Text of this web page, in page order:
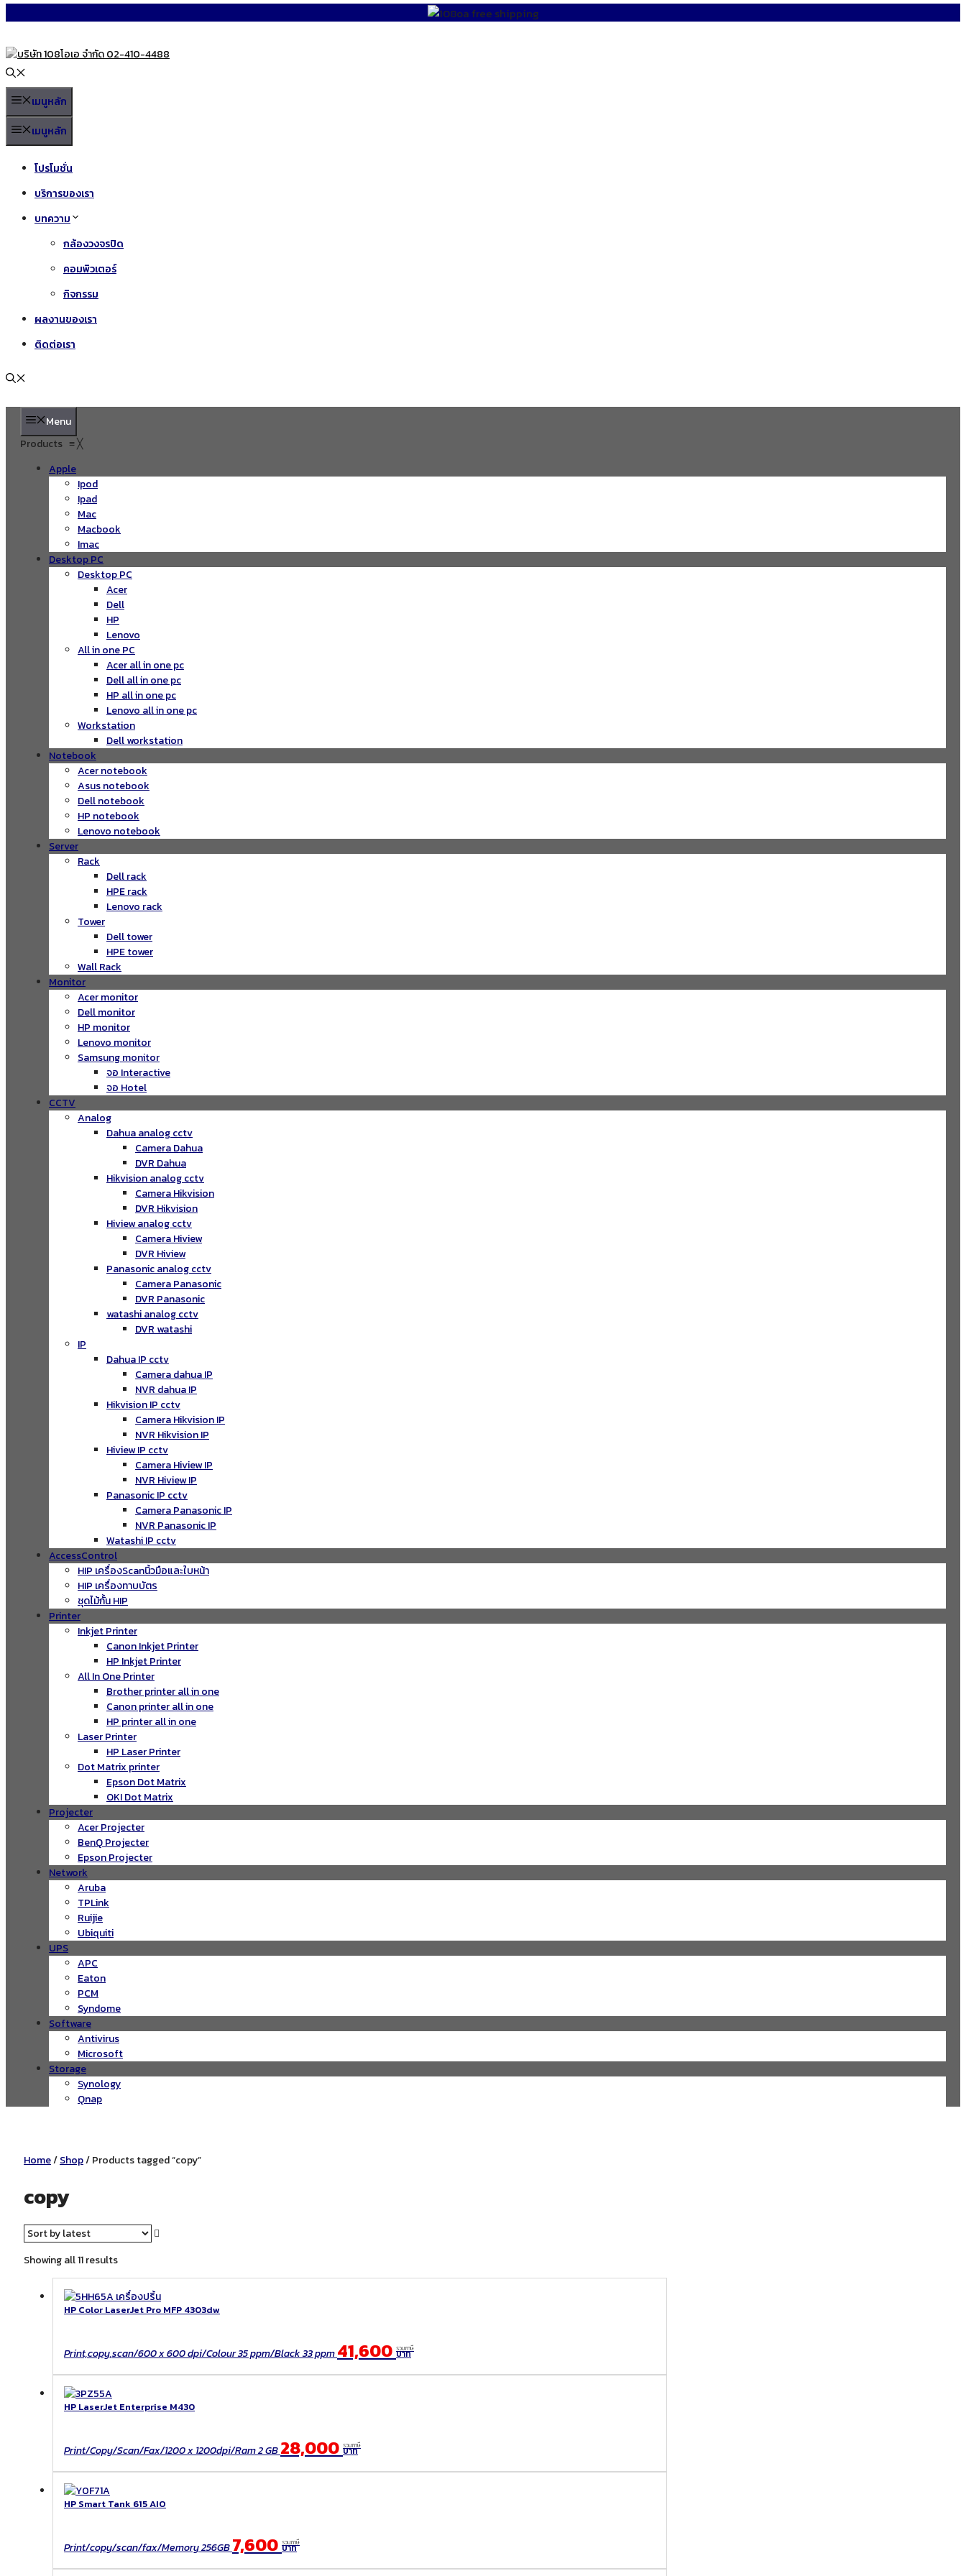
to
content
เมนูหลัก
เมนูหลัก
โปรโมชั่น
บริการของเรา
บทความ
กล้องวงจรปิด
คอมพิวเตอร์
กิจกรรม
ผลงานของเรา
ติดต่อเรา
Menu
Products ≡╳
Apple
Ipod
Ipad
Mac
Macbook
Imac
Desktop PC
Desktop PC
Acer
Dell
HP
Lenovo
All in one PC
Acer all in one pc
Dell all in one pc
HP all in one pc
Lenovo all in one pc
Workstation
Dell workstation
Notebook
Acer notebook
Asus notebook
Dell notebook
HP notebook
Lenovo notebook
Server
Rack
Dell rack
HPE rack
Lenovo rack
Tower
Dell tower
HPE tower
Wall Rack
Monitor
Acer monitor
Dell monitor
HP monitor
Lenovo monitor
Samsung monitor
จอ Interactive
จอ Hotel
CCTV
Analog
Dahua analog cctv
Camera Dahua
DVR Dahua
Hikvision analog cctv
Camera Hikvision
DVR Hikvision
Hiview analog cctv
Camera Hiview
DVR Hiview
Panasonic analog cctv
Camera Panasonic
DVR Panasonic
watashi analog cctv
DVR watashi
IP
Dahua IP cctv
Camera dahua IP
NVR dahua IP
Hikvision IP cctv
Camera Hikvision IP
NVR Hikvision IP
Hiview IP cctv
Camera Hiview IP
NVR Hiview IP
Panasonic IP cctv
Camera Panasonic IP
NVR Panasonic IP
Watashi IP cctv
AccessControl
HIP เครื่องScanนิ้วมือและใบหน้า
HIP เครื่องทาบบัตร
ชุดไม้กั้น HIP
Printer
Inkjet Printer
Canon Inkjet Printer
HP Inkjet Printer
All In One Printer
Brother printer all in one
Canon printer all in one
HP printer all in one
Laser Printer
HP Laser Printer
Dot Matrix printer
Epson Dot Matrix
OKI Dot Matrix
Projecter
Acer Projecter
BenQ Projecter
Epson Projecter
Network
Aruba
TPLink
Ruijie
Ubiquiti
UPS
APC
Eaton
PCM
Syndome
Software
Antivirus
Microsoft
Storage
Synology
Qnap
Home/Shop/ Products tagged “copy”
copy
Showing all 11 resultsSorted
by
latest
HP Color LaserJet Pro MFP 4303dw
Print,copy,scan/600 x 600 dpi/Colour 35 ppm/Black 33 ppm41,600 รวมภาษี
บาท
HP LaserJet Enterprise M430
Print/Copy/Scan/Fax/1200 x 1200dpi/Ram 2 GB28,000 รวมภาษี
บาท
HP Smart Tank 615 AIO
Print/copy/scan/fax/Memory 256GB7,600 รวมภาษี
บาท